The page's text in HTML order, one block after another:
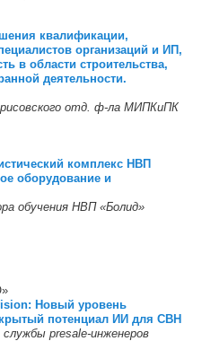
квалификации,
организаций и ИП,
в области строительства,
деятельности.
отд. ф-ла МИПКиПК
комплекс НВП
оборудование и
обучения НВП «Болид»
Новый уровень
потенциал ИИ для СВН
presale-инженеров